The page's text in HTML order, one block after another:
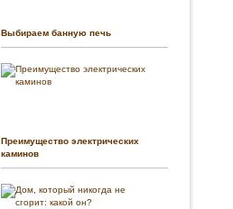
Выбираем банную печь
Преимущество электрических
каминов